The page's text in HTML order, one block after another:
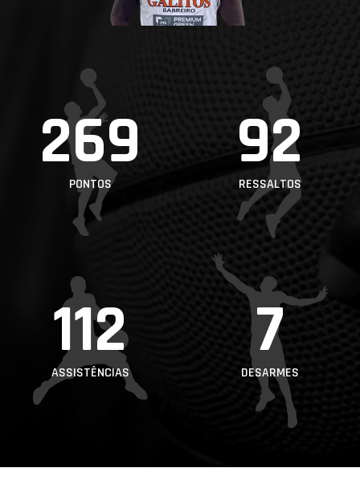
MASCULINA
LIGA BETCLIC
FEMININA
269
PONTOS
92
RESSALTOS
112
ASSISTÊNCIAS
7
DESARMES